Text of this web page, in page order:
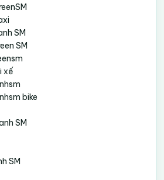
SM
SM
xế
bike
SM
SM